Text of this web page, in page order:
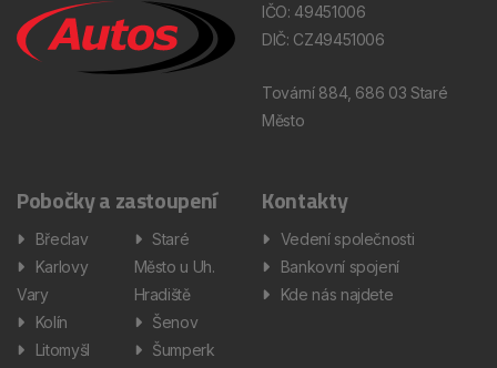
IČO: 49451006
DIČ: CZ49451006
Tovární 884, 686 03 Staré
Město
Pobočky a zastoupení
Břeclav
Karlovy
Vary
Kolín
Litomyšl
Staré
Město u Uh.
Hradiště
Šenov
Šumperk
Kontakty
Vedení společnosti
Bankovní spojení
Kde nás najdete